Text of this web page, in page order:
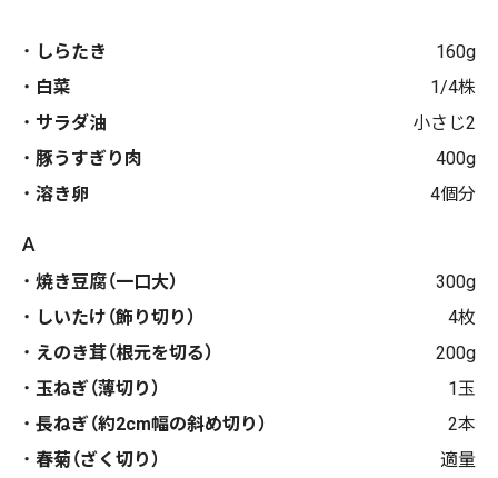
しらたき
160g
白菜
1/4株
サラダ油
小さじ2
豚うすぎり肉
400g
溶き卵
4個分
A
焼き豆腐（一口大）
300g
しいたけ（飾り切り）
4枚
えのき茸（根元を切る）
200g
玉ねぎ（薄切り）
1玉
長ねぎ（約2cm幅の斜め切り）
2本
春菊（ざく切り）
適量